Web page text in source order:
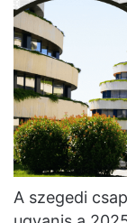
A szegedi